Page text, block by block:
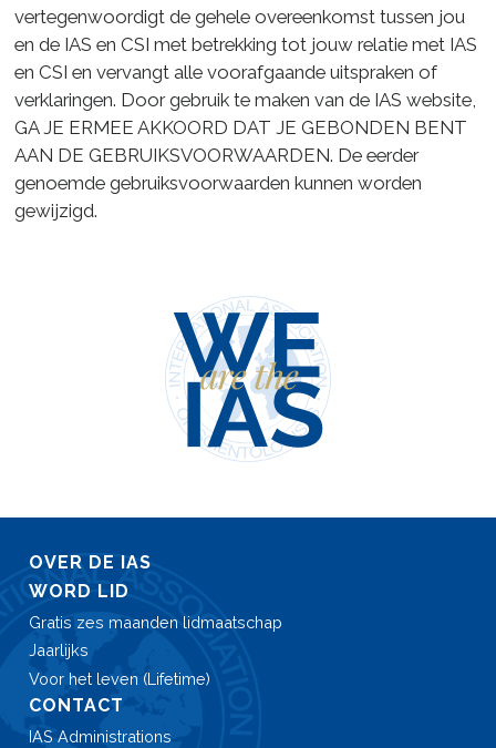
vertegenwoordigt de gehele overeenkomst tussen jou
en de IAS en CSI met betrekking tot jouw relatie met IAS
en CSI en vervangt alle voorafgaande uitspraken of
verklaringen. Door gebruik te maken van de IAS website,
GA JE ERMEE AKKOORD DAT JE GEBONDEN BENT
AAN DE GEBRUIKSVOORWAARDEN. De eerder
genoemde gebruiksvoorwaarden kunnen worden
gewijzigd.
OVER DE IAS
WORD LID
Gratis zes maanden lidmaatschap
Jaarlijks
Voor het leven (Lifetime)
CONTACT
IAS Administrations